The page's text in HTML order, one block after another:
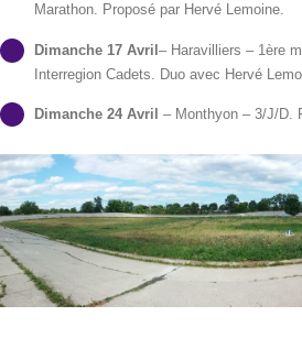
Marathon. Proposé par Hervé Lemoine.
Dimanche 17 Avril– Haravilliers – 1ère
Interregion Cadets. Duo avec Hervé
Dimanche 24 Avril – Monthyon – 3/J/D.